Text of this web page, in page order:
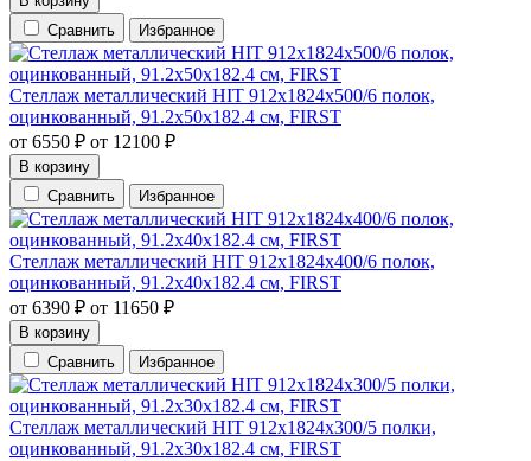
Сравнить
Избранное
Стеллаж металлический HIT 912х1824х500/6 полок,
оцинкованный, 91.2х50х182.4 см, FIRST
от 6550 ₽ от 12100 ₽
В корзину
Сравнить
Избранное
Стеллаж металлический HIT 912х1824х400/6 полок,
оцинкованный, 91.2х40х182.4 см, FIRST
от 6390 ₽ от 11650 ₽
В корзину
Сравнить
Избранное
Стеллаж металлический HIT 912х1824х300/5 полки,
оцинкованный, 91.2х30х182.4 см, FIRST